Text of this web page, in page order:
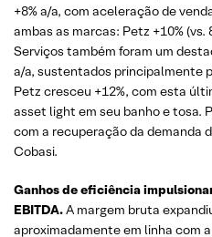
+8% a/a, com aceleração de
ambas as marcas: Petz +10% (vs.
Serviços também foram um
a/a, sustentados principalmente
Petz cresceu +12%, com esta
asset light em seu banho e tosa.
com a recuperação da demanda
Cobasi.
Ganhos de eficiência
EBITDA.A margem bruta
aproximadamente em linha com